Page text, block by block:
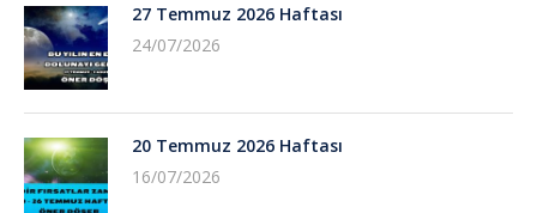
27 Temmuz 2026 Haftası
24/07/2026
20 Temmuz 2026 Haftası
16/07/2026